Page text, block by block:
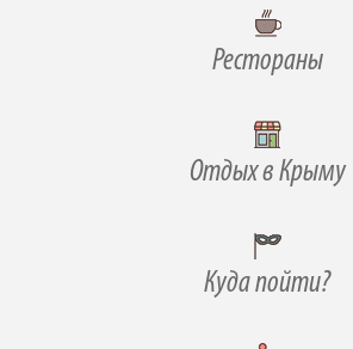
Рестораны
Отдых в Крыму
Куда пойти?